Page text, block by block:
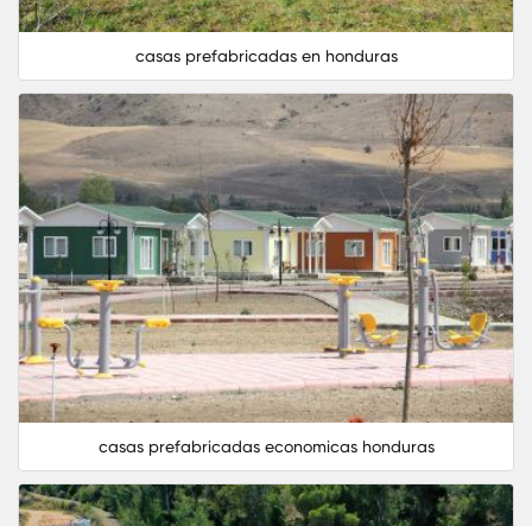
casas prefabricadas en honduras
casas prefabricadas economicas honduras